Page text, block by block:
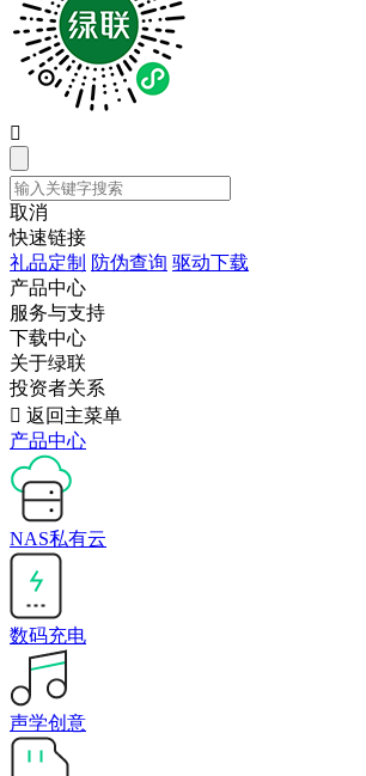

取消
快速链接
礼品定制 防伪查询 驱动下载
产品中心
服务与支持
下载中心
关于绿联
投资者关系
 返回主菜单
产品中心
NAS私有云
数码充电
声学创意